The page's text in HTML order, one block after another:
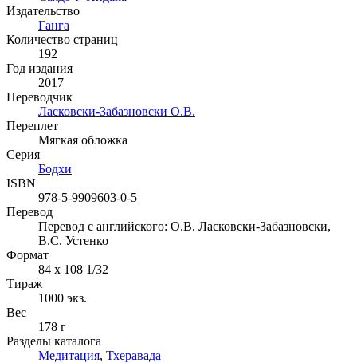
Издательство
Ганга
Количество страниц
192
Год издания
2017
Переводчик
Ласковски-Забазновски О.В.
Переплет
Мягкая обложка
Серия
Бодхи
ISBN
978-5-9909603-0-5
Перевод
Перевод с английского: О.В. Ласковски-Забазновски,
В.С. Устенко
Формат
84 x 108 1/32
Тираж
1000 экз.
Вес
178 г
Разделы каталога
Медитация, Тхеравада